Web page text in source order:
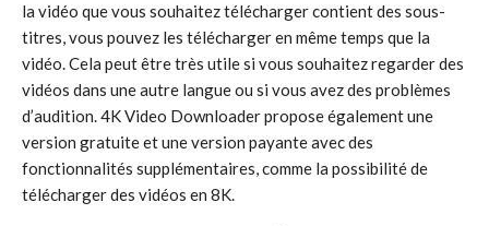
la vidéo que vous souhaitez télécharger contient des sous-
titres, vous pouvez les télécharger en même temps que la
vidéo. Cela peut être très utile si vous souhaitez regarder des
vidéos dans une autre langue ou si vous avez des problèmes
d’audition. 4K Video Downloader propose également une
version gratuite et une version payante avec des
fonctionnalités supplémentaires, comme la possibilité de
télécharger des vidéos en 8K.